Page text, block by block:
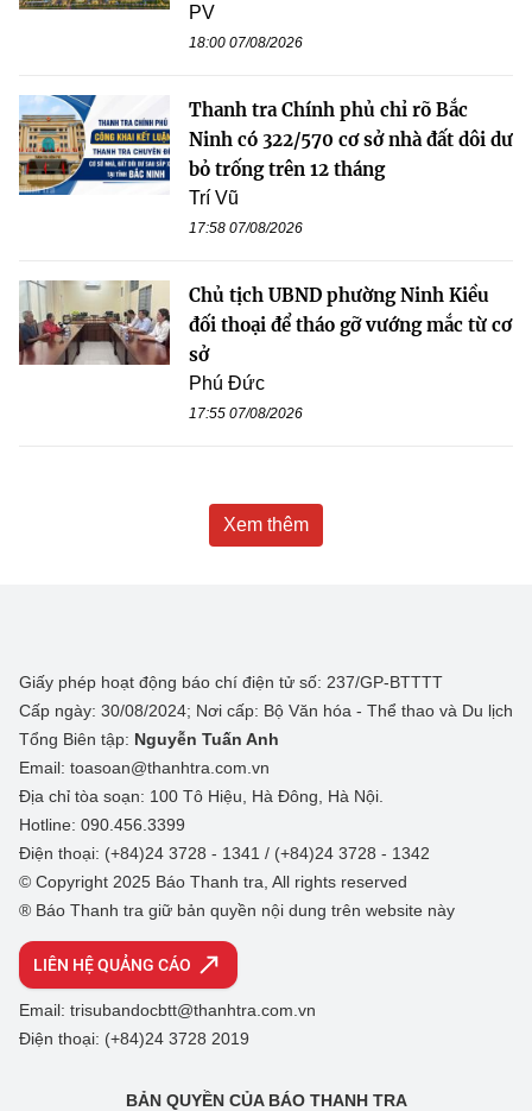
PV
18:00 07/08/2026
Thanh tra Chính phủ chỉ rõ Bắc
Ninh có 322/570 cơ sở nhà đất dôi dư
bỏ trống trên 12 tháng
Trí Vũ
17:58 07/08/2026
Chủ tịch UBND phường Ninh Kiều
đối thoại để tháo gỡ vướng mắc từ cơ
sở
Phú Đức
17:55 07/08/2026
Xem thêm
Giấy phép hoạt động báo chí điện tử số: 237/GP-BTTTT
Cấp ngày: 30/08/2024; Nơi cấp: Bộ Văn hóa - Thể thao và Du lịch
Tổng Biên tập: Nguyễn Tuấn Anh
Email: toasoan@thanhtra.com.vn
Địa chỉ tòa soạn: 100 Tô Hiệu, Hà Đông, Hà Nội.
Hotline: 090.456.3399
Điện thoại: (+84)24 3728 - 1341 / (+84)24 3728 - 1342
© Copyright 2025 Báo Thanh tra, All rights reserved
® Báo Thanh tra giữ bản quyền nội dung trên website này
LIÊN HỆ QUẢNG CÁO
Email: trisubandocbtt@thanhtra.com.vn
Điện thoại: (+84)24 3728 2019
BẢN QUYỀN CỦA BÁO THANH TRA